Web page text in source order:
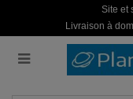
Site et
Livraison à